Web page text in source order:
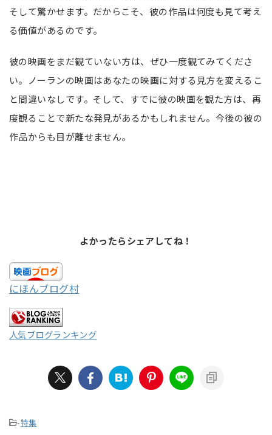
そして驚かせます。だからこそ、彼の作品は何度も見て考え
る価値があるのです。
彼の映画をまだ観ていない方は、ぜひ一度観てみてくださ
い。ノーランの映画はあなたの映画に対する見方を変えるこ
と間違いなしです。そして、すでに彼の映画を観た方は、再
度観ることで新たな発見があるかもしれません。今後の彼の
作品からも目が離せません。
よかったらシェアしてね！
にほんブログ村
人気ブログランキング
-特集